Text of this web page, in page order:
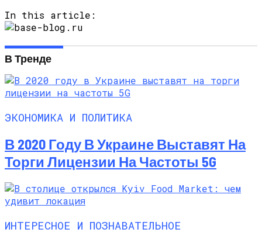
In this article:
В Тренде
ЭКОНОМИКА И ПОЛИТИКА
В 2020 Году В Украине Выставят На
Торги Лицензии На Частоты 5G
ИНТЕРЕСНОЕ И ПОЗНАВАТЕЛЬНОЕ